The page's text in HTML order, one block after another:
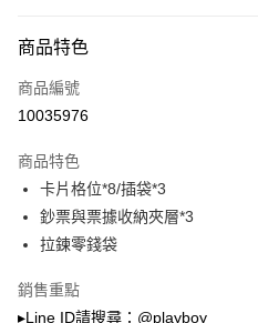
2.付款方式選擇「大哥付你分期」，訂
成交易。
3.實際核准額度、可分期數及費用金額
消。如遇「轉專審核」未通過狀況，
法說明評估內容。
【繳款方式說明】
1.分期款項不併入電信帳單，「大哥付
2.透過簡訊連結打開帳單後，可選擇「
【注意事項】
運送方式
全家取貨付款
付款後全家取貨
每筆NT$100，滿NT$700(含以上)
每筆NT$100，滿NT$900(含以上)
商品特色
商品編號
10035976
商品特色
卡片格位*8/插袋*3
鈔票與票據收納夾層*3
拉鍊零錢袋
銷售重點
▸Line ID請搜尋：@playboy